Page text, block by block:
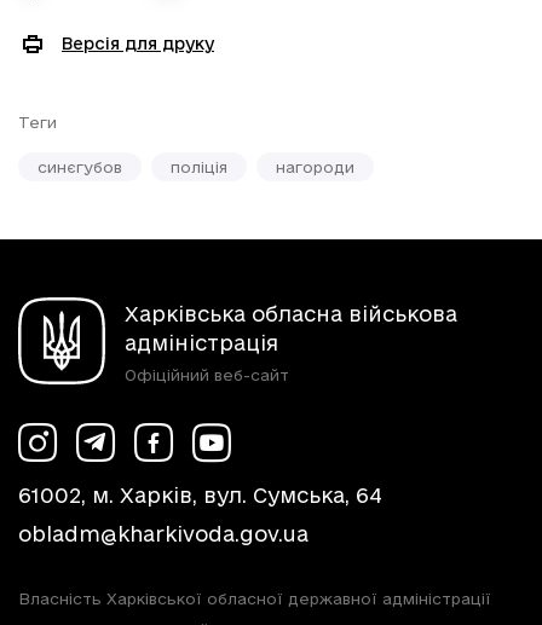
Версія для друку
Теги
синєгубов поліція нагороди
Харківська обласна військова
адміністрація
Офіційний веб-сайт
61002, м. Харків, вул. Сумська, 64
obladm@kharkivoda.gov.ua
Власність Харківської обласної державної адміністрації